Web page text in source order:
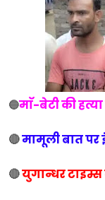
🔵माॅ-बेटी की
🔴मामूली बात पर
🔴युगान्धर टाइम्स